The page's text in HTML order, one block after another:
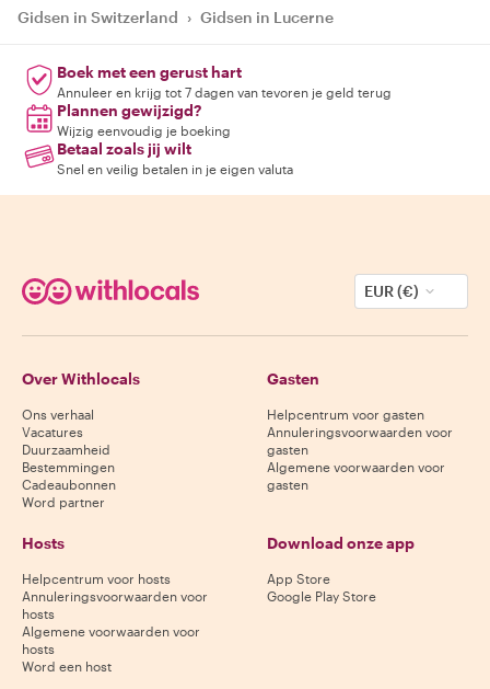
Gidsen in Switzerland › Gidsen in Lucerne
Boek met een gerust hart
Annuleer en krijg tot 7 dagen van tevoren je geld terug
Plannen gewijzigd?
Wijzig eenvoudig je boeking
Betaal zoals jij wilt
Snel en veilig betalen in je eigen valuta
EUR (€)
Over Withlocals
Ons verhaal
Vacatures
Duurzaamheid
Bestemmingen
Cadeaubonnen
Word partner
Gasten
Helpcentrum voor gasten
Annuleringsvoorwaarden voor
gasten
Algemene voorwaarden voor
gasten
Hosts
Helpcentrum voor hosts
Annuleringsvoorwaarden voor
hosts
Algemene voorwaarden voor
hosts
Word een host
Download onze app
App Store
Google Play Store